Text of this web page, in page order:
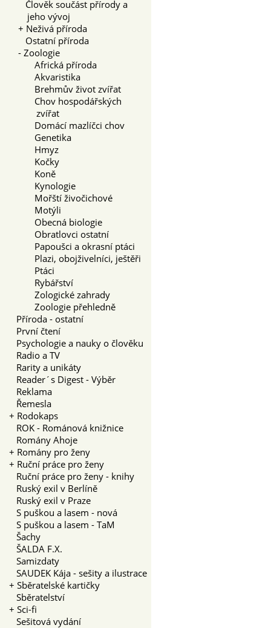
Člověk součást přírody a
jeho vývoj
+ Neživá příroda
Ostatní příroda
- Zoologie
Africká příroda
Akvaristika
Brehmův život zvířat
Chov hospodářských
zvířat
Domácí mazlíčci chov
Genetika
Hmyz
Kočky
Koně
Kynologie
Mořští živočichové
Motýli
Obecná biologie
Obratlovci ostatní
Papoušci a okrasní ptáci
Plazi, obojživelníci, ještěři
Ptáci
Rybářství
Zologické zahrady
Zoologie přehledně
Příroda - ostatní
První čtení
Psychologie a nauky o člověku
Radio a TV
Rarity a unikáty
Reader´s Digest - Výběr
Reklama
Řemesla
+ Rodokaps
ROK - Románová knižnice
Romány Ahoje
+ Romány pro ženy
+ Ruční práce pro ženy
Ruční práce pro ženy - knihy
Ruský exil v Berlíně
Ruský exil v Praze
S puškou a lasem - nová
S puškou a lasem - TaM
Šachy
ŠALDA F.X.
Samizdaty
SAUDEK Kája - sešity a ilustrace
+ Sběratelské kartičky
Sběratelství
+ Sci-fi
Sešitová vydání